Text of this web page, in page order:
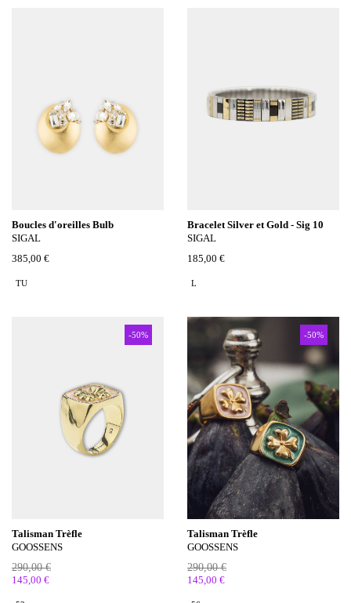
Boucles d'oreilles Bulb
SIGAL
385,00 €
TU
Bracelet Silver et Gold - Sig 10
SIGAL
185,00 €
L
-50%
Talisman Trèfle
GOOSSENS
290,00 €
145,00 €
-50%
Talisman Trèfle
GOOSSENS
290,00 €
145,00 €